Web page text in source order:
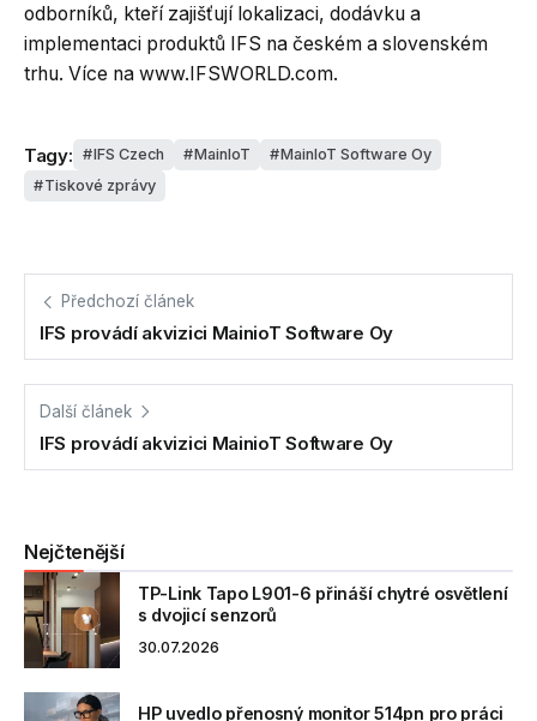
odborníků, kteří zajišťují lokalizaci, dodávku a
implementaci produktů IFS na českém a slovenském
trhu. Více na www.IFSWORLD.com.
Tagy: IFS Czech MainIoT
MainIoT Software Oy
Tiskové zprávy
Předchozí článek
IFS provádí akvizici MainioT Software Oy
Další článek
IFS provádí akvizici MainioT Software Oy
Nejčtenější
TP-Link Tapo L901-6 přináší chytré osvětlení
s dvojicí senzorů
30.07.2026
HP uvedlo přenosný monitor 514pn pro práci